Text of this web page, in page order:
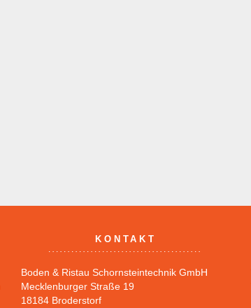
KONTAKT
Boden & Ristau Schornsteintechnik GmbH
Mecklenburger Straße 19
18184 Broderstorf